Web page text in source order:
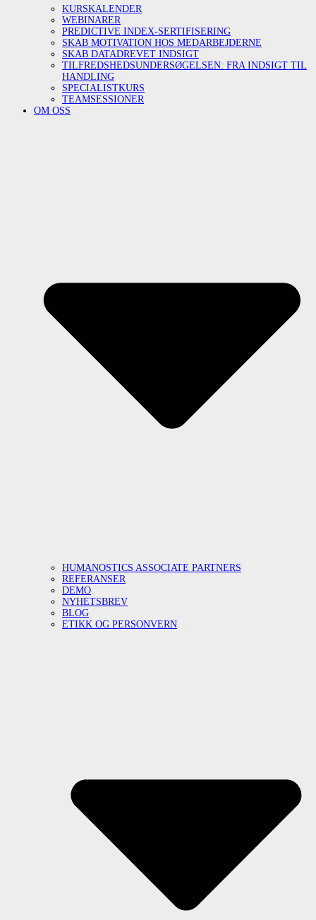
KURSKALENDER
WEBINARER
PREDICTIVE INDEX-SERTIFISERING
SKAB MOTIVATION HOS MEDARBEJDERNE
SKAB DATADREVET INDSIGT
TILFREDSHEDSUNDERSØGELSEN: FRA INDSIGT TIL
HANDLING
SPECIALISTKURS
TEAMSESSIONER
OM OSS
HUMANOSTICS ASSOCIATE PARTNERS
REFERANSER
DEMO
NYHETSBREV
BLOG
ETIKK OG PERSONVERN